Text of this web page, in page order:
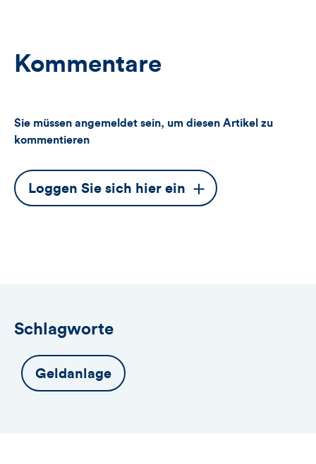
Kommentare
Sie müssen angemeldet sein, um diesen Artikel zu
kommentieren
Dieser
Button
Loggen Sie sich hier ein
Schlagworte
Geldanlage